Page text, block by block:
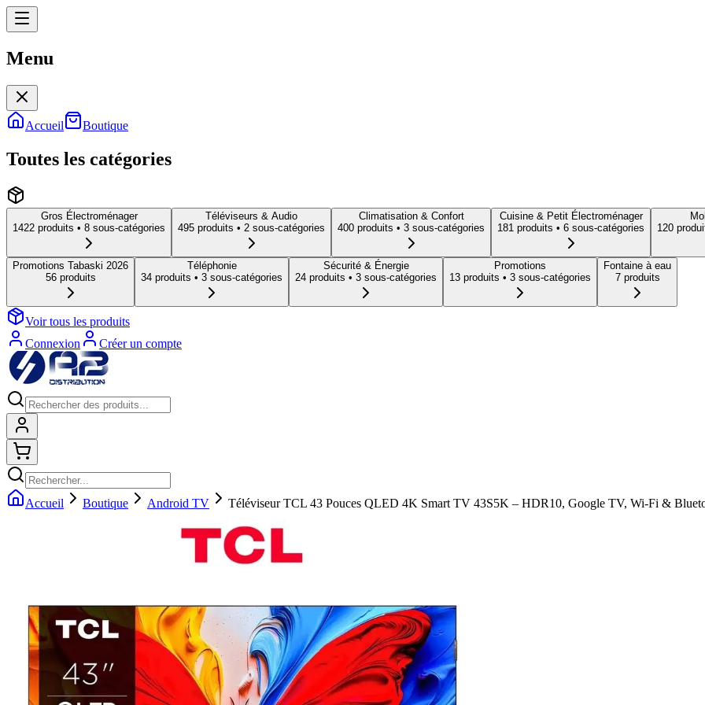
Menu
Accueil Boutique
Toutes les catégories
Gros Électroménager
1422 produits • 8 sous-catégories
Téléviseurs & Audio
495 produits • 2 sous-catégories
Climatisation & Confort
400 produits • 3 sous-catégories
Cuisine & Petit Électroménager
181 produits • 6 sous-catégories
120
Promotions Tabaski 2026
56produits
Téléphonie
34 produits • 3 sous-catégories
Sécurité & Énergie
24 produits • 3 sous-catégories
Promotions
13 produits • 3 sous-catégories
Fontaine à eau
7produits
Voir tous les produits
Connexion
Créer un compte
Accueil Boutique Android TV Téléviseur TCL 43 Pouces QLED 4K Smart TV 43S5K – HDR10, Google TV, Wi-Fi &